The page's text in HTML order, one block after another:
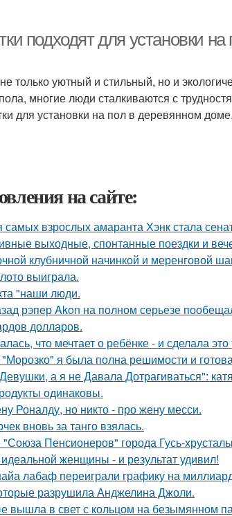
подходят для установки
только уютный и стильный, но и
многие люди сталкиваются с
для установки на пол в деревянном доме.
на сайте:
взрослых амаранта Хэнк стала
выходные, спонтанные поездки и
клубничной начинкой и меренговой
выиграла.
"наши люди.
рэпер Akon на полном серьезе
долларов.
что мечтает о ребёнке - и сделала это
я была полна решимости и
а я не Давала Дотрагиваться":
одинаковы.
Роналду, но никто - про жену месси.
вновь за танго взялась.
Пенсионеров" города Гусь-
женщины - и результат удивил!
лабаф переиграли графику на
разрушила Анджелина Джоли.
вышла в свет с кольцом на безымянном